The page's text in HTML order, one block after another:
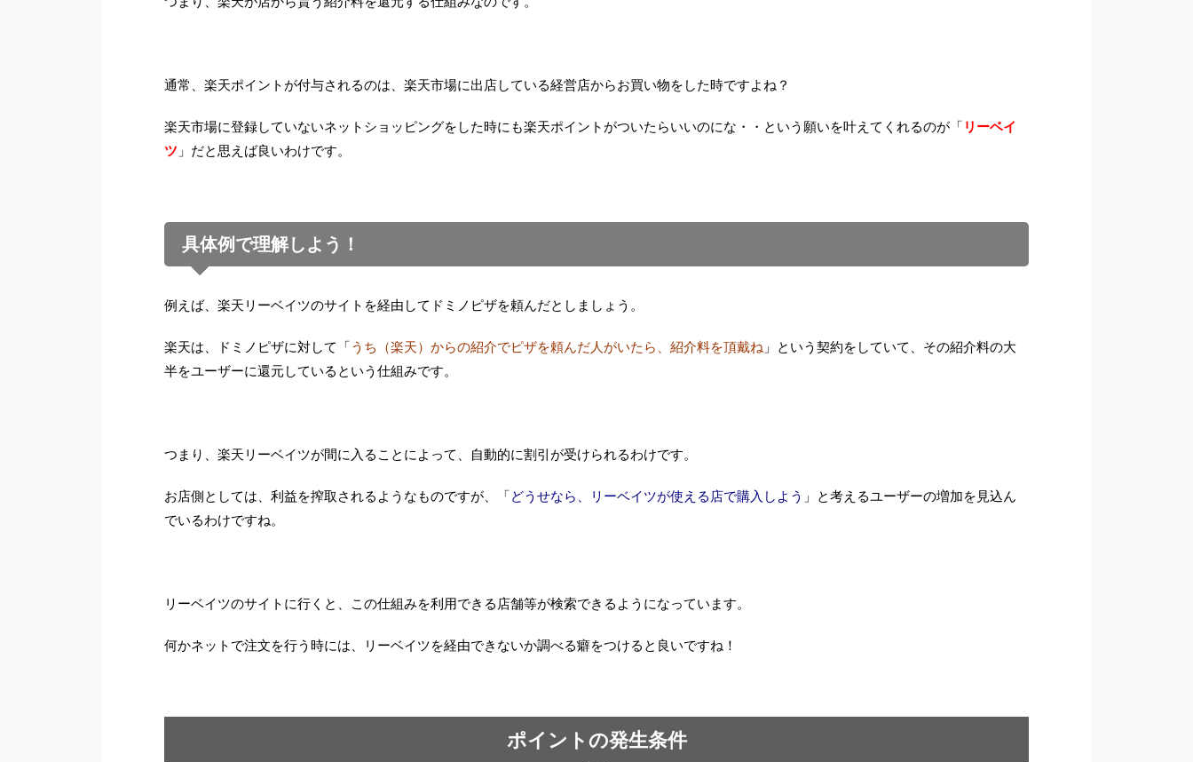
通常、楽天ポイントが付与されるのは、楽天市場に出店している経営店からお買い物をした時ですよね？
楽天市場に登録していないネットショッピングをした時にも楽天ポイントがついたらいいのにな・・という願いを叶えてくれるのが「 リーベイ
ツ 」だと思えば良いわけです。
具体例で理解しよう！
例えば、楽天リーベイツのサイトを経由してドミノピザを頼んだとしましょう。
楽天は、ドミノピザに対して「うち（楽天）からの紹介でピザを頼んだ人がいたら、紹介料を頂戴ね 」という契約をしていて、その紹介料の大
半をユーザーに還元しているという仕組みです。
つまり、楽天リーベイツが間に入ることによって、自動的に割引が受けられるわけです。
お店側としては、利益を搾取されるようなものですが、「どうせなら、リーベイツが使える店で購入しよう 」と考えるユーザーの増加を見込ん
でいるわけですね。
リーベイツのサイトに行くと、この仕組みを利用できる店舗等が検索できるようになっています。
何かネットで注文を行う時には、リーベイツを経由できないか調べる癖をつけると良いですね！
ポイントの発生条件